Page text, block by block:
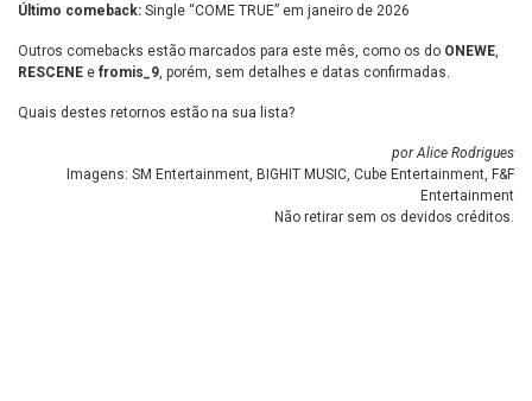
Último comeback: Single “COME TRUE” em janeiro de 2026
Outros comebacks estão marcados para este mês, como os do ONEWE,
RESCENE e fromis_9, porém, sem detalhes e datas confirmadas.
Quais destes retornos estão na sua lista?
por Alice Rodrigues
Imagens: SM Entertainment, BIGHIT MUSIC, Cube Entertainment, F&F
Entertainment
Não retirar sem os devidos créditos.